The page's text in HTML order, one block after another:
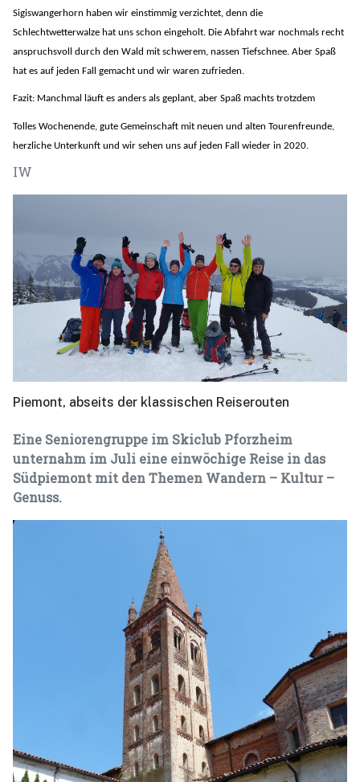
Sigiswangerhorn haben wir einstimmig verzichtet, denn die
Schlechtwetterwalze hat uns schon eingeholt. Die Abfahrt war nochmals recht
anspruchsvoll durch den Wald mit schwerem, nassen Tiefschnee. Aber Spaß
hat es auf jeden Fall gemacht und wir waren zufrieden.
Fazit: Manchmal läuft es anders als geplant, aber Spaß machts trotzdem
Tolles Wochenende, gute Gemeinschaft mit neuen und alten Tourenfreunde,
herzliche Unterkunft und wir sehen uns auf jeden Fall wieder in 2020.
IW
Piemont, abseits der klassischen Reiserouten
Eine Seniorengruppe im Skiclub Pforzheim
unternahm im Juli eine einwöchige Reise in das
Südpiemont mit den Themen Wandern – Kultur –
Genuss.